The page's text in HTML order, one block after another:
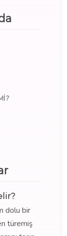
dolu bir
türemiş